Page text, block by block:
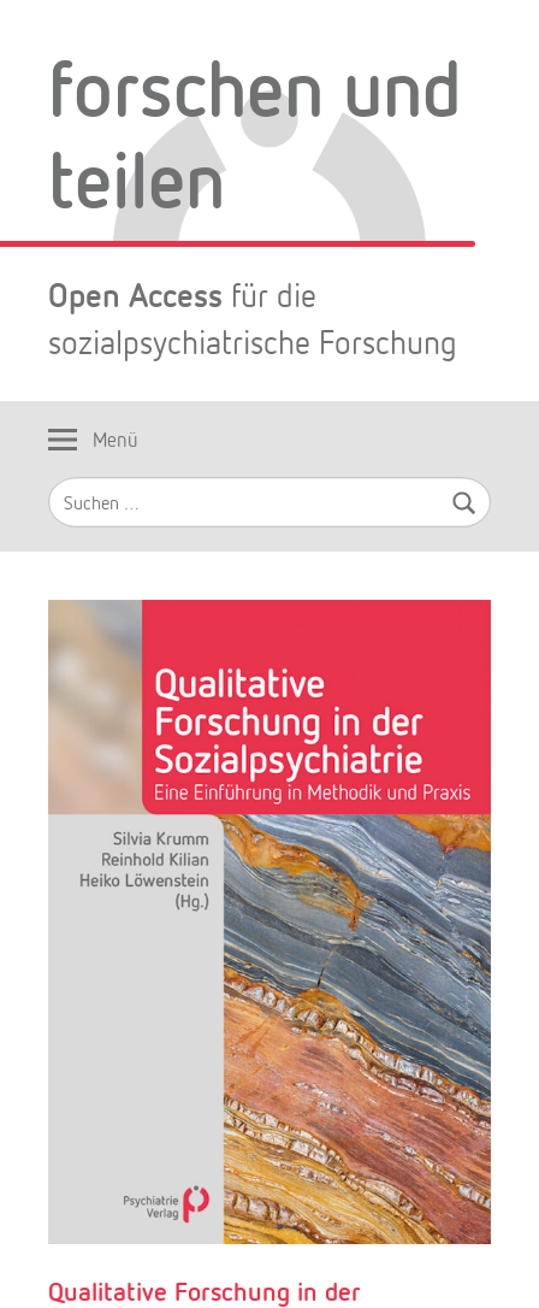
springenforschen und
teilen
Open Access für die
sozialpsychiatrische Forschung
Menü
Suchen
nach:
Qualitative Forschung in der